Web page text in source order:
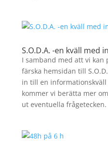
S.O.D.A. -en kväll med
I samband med att vi kan
färska hemsidan till
in till en
kommer vi berätta mer
ut eventuella